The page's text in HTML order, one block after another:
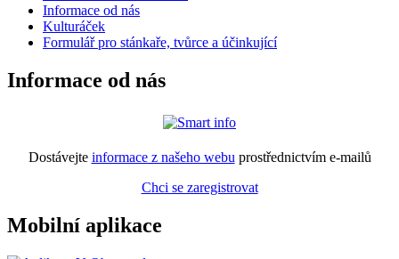
Informace od nás
Kulturáček
Formulář pro stánkaře, tvůrce a účinkující
Informace od nás
Dostávejte informace z našeho webu prostřednictvím e-mailů
Chci se zaregistrovat
Mobilní aplikace